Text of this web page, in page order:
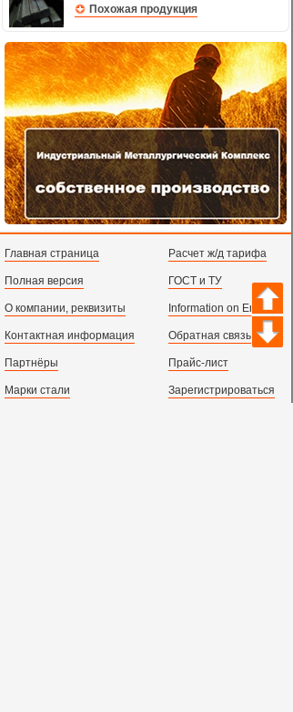
Похожая продукция
Главная страница
Полная версия
О компании, реквизиты
Контактная информация
Партнёры
Марки стали
Расчет ж/д тарифа
ГОСТ и ТУ
Information on English
Обратная связь
Прайс-лист
Зарегистрироваться